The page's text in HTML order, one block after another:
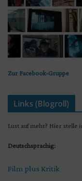
Zur Facebook-Gruppe
Links (Blogroll)
Lust auf mehr? Hier stelle
Deutschsprachig:
Film plus Kritik